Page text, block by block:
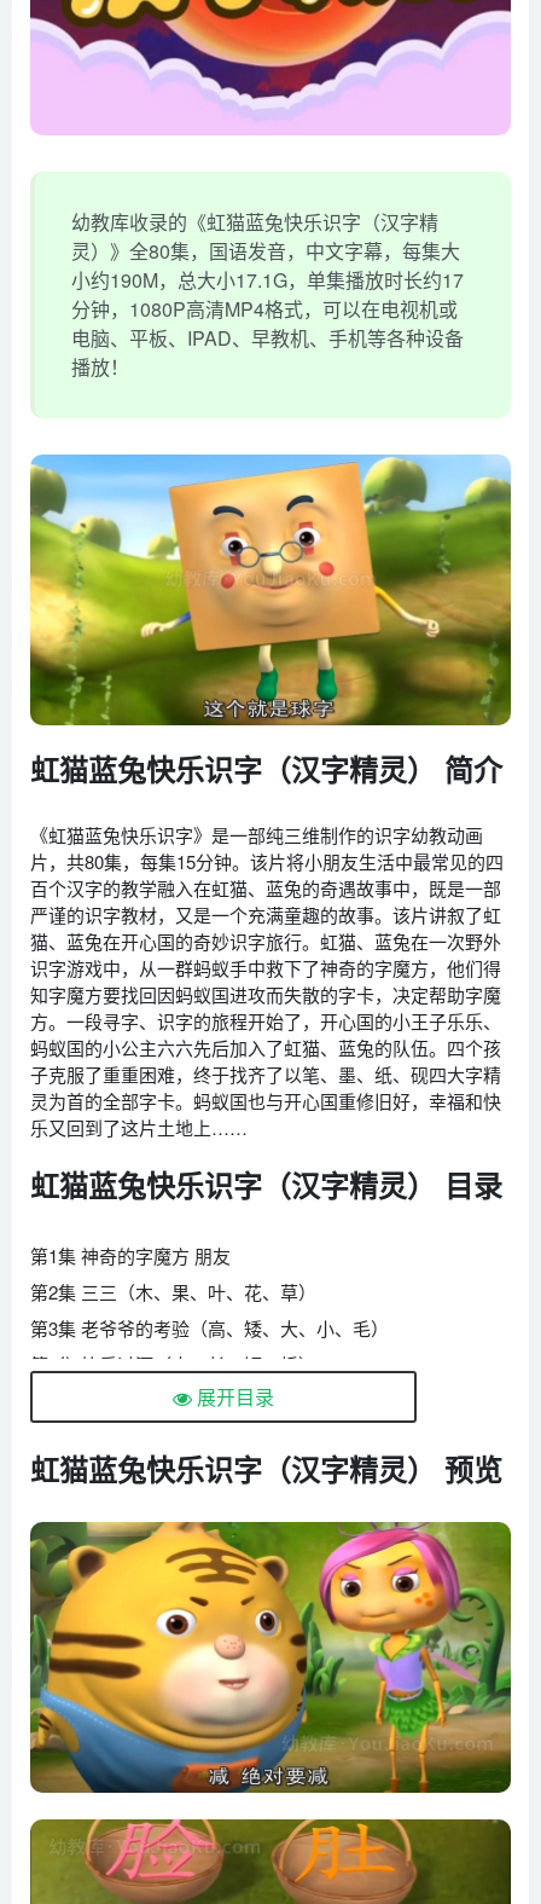
幼教库收录的《虹猫蓝兔快乐识字（汉字精
灵）》全80集，国语发音，中文字幕，每集大
小约190M，总大小17.1G，单集播放时长约17
分钟，1080P高清MP4格式，可以在电视机或
电脑、平板、IPAD、早教机、手机等各种设备
播放！
虹猫蓝兔快乐识字（汉字精灵） 简介
《虹猫蓝兔快乐识字》是一部纯三维制作的识字幼教动画
片，共80集，每集15分钟。该片将小朋友生活中最常见的四
百个汉字的教学融入在虹猫、蓝兔的奇遇故事中，既是一部
严谨的识字教材，又是一个充满童趣的故事。该片讲叙了虹
猫、蓝兔在开心国的奇妙识字旅行。虹猫、蓝兔在一次野外
识字游戏中，从一群蚂蚁手中救下了神奇的字魔方，他们得
知字魔方要找回因蚂蚁国进攻而失散的字卡，决定帮助字魔
方。一段寻字、识字的旅程开始了，开心国的小王子乐乐、
蚂蚁国的小公主六六先后加入了虹猫、蓝兔的队伍。四个孩
子克服了重重困难，终于找齐了以笔、墨、纸、砚四大字精
灵为首的全部字卡。蚂蚁国也与开心国重修旧好，幸福和快
乐又回到了这片土地上……
虹猫蓝兔快乐识字（汉字精灵） 目录
第1集 神奇的字魔方 朋友
第2集 三三（木、果、叶、花、草）
第3集 老爷爷的考验（高、矮、大、小、毛）
第4集 快乐过河（水、长、短、桥）
第5集 有毛的动物（虫、羊、鸡、鸭、鹅）
第7集 助人为乐（蝴蝶、蚊、蜘蛛、蜜蜂）
第9集 路遇大石（山、石、硬、碎、砸、破）
第10集 蚂蚁袭击（猫、狗、猪、狼、狮）
第11集 猴子大王（猴）
第12集 水果大集合（瓜、梨、桃、桔、李、苹、香蕉、树）
第13集 着火了（火、灾、灭、灰、炭）
第14集 闪亮的石板（光、日、月、星）
第15集 山谷入口（上、下、卡、前、中、后）
第16集 捉迷藏（鼠、象、牛、马、虎）
第17集 胖虎要减肥（肉、胖、脸、腿、肚）
第18集 食物减肥（萝卜、豆、菜、茄）
展开目录
虹猫蓝兔快乐识字（汉字精灵） 预览